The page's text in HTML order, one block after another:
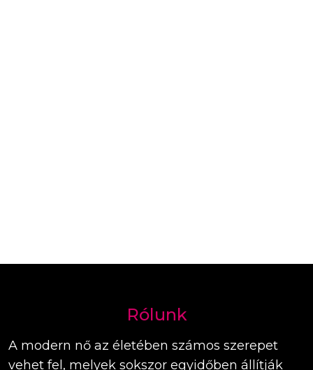
Rólunk
A modern nő az életében számos szerepet
vehet fel, melyek sokszor egyidőben állítják